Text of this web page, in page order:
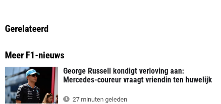
Gerelateerd
Meer F1-nieuws
George Russell kondigt verloving aan:
Mercedes-coureur vraagt vriendin ten huwelijk
27 minuten geleden